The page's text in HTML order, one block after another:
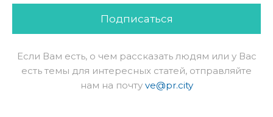
Подписаться
Если Вам есть, о чем рассказать людям или у Вас
есть темы для интересных статей, отправляйте
нам на почту ve@pr.city